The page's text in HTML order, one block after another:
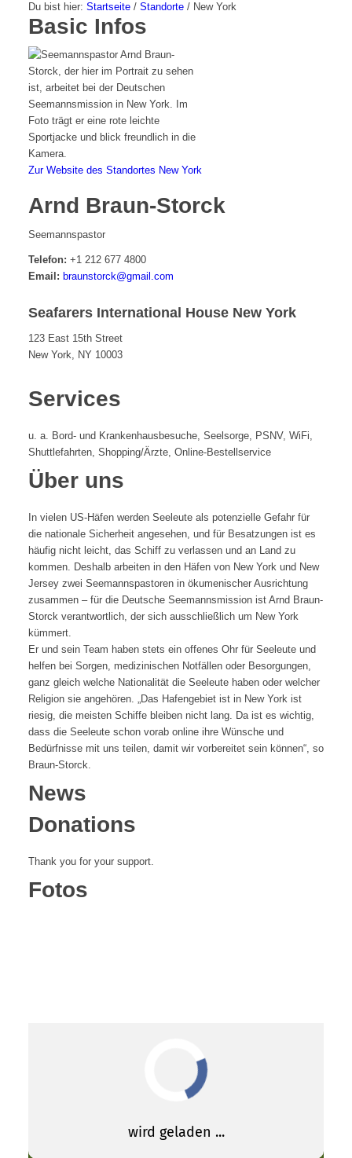
Du bist hier: Startseite / Standorte / New York
Basic Infos
Zur Website des Standortes New York
Arnd Braun-Storck
Seemannspastor
Telefon: +1 212 677 4800
Email: braunstorck@gmail.com
Seafarers International House New York
123 East 15th Street
New York, NY 10003
Services
u. a. Bord- und Krankenhausbesuche, Seelsorge, PSNV, WiFi,
Shuttlefahrten, Shopping/Ärzte, Online-Bestellservice
Über uns
In vielen US-Häfen werden Seeleute als potenzielle Gefahr für
die nationale Sicherheit angesehen, und für Besatzungen ist es
häufig nicht leicht, das Schiff zu verlassen und an Land zu
kommen. Deshalb arbeiten in den Häfen von New York und New
Jersey zwei Seemannspastoren in ökumenischer Ausrichtung
zusammen – für die Deutsche Seemannsmission ist Arnd Braun-
Storck verantwortlich, der sich ausschließlich um New York
kümmert.
Er und sein Team haben stets ein offenes Ohr für Seeleute und
helfen bei Sorgen, medizinischen Notfällen oder Besorgungen,
ganz gleich welche Nationalität die Seeleute haben oder welcher
Religion sie angehören. „Das Hafengebiet ist in New York ist
riesig, die meisten Schiffe bleiben nicht lang. Da ist es wichtig,
dass die Seeleute schon vorab online ihre Wünsche und
Bedürfnisse mit uns teilen, damit wir vorbereitet sein können“, so
Braun-Storck.
News
Donations
Thank you for your support.
Fotos